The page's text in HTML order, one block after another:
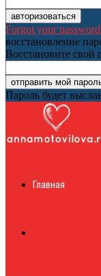
Forgot your
восстановление
Восстановите свой
Пароль будет
журналГлавная